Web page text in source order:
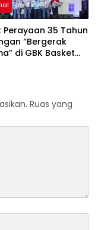
Perayaan 35 Tahun
“Bergerak
di GBK Basket
Ruas yang